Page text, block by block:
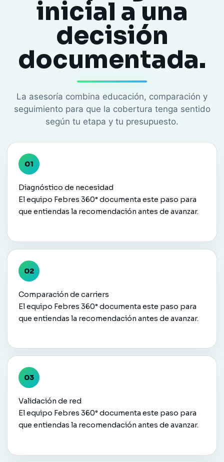
inicial a una
decisión
documentada.
La asesoría combina educación, comparación y
seguimiento para que la cobertura tenga sentido
según tu etapa y tu presupuesto.
Diagnóstico de necesidad
El equipo Febres 360° documenta este paso para
que entiendas la recomendación antes de avanzar.
Comparación de carriers
El equipo Febres 360° documenta este paso para
que entiendas la recomendación antes de avanzar.
Validación de red
El equipo Febres 360° documenta este paso para
que entiendas la recomendación antes de avanzar.